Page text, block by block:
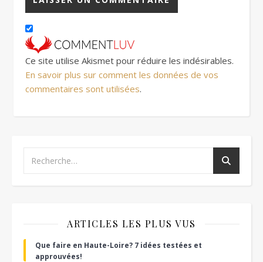
Ce site utilise Akismet pour réduire les indésirables.
En savoir plus sur comment les données de vos
commentaires sont utilisées.
ARTICLES LES PLUS VUS
Que faire en Haute-Loire? 7 idées testées et
approuvées!